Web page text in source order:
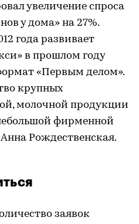
увеличение спроса
у дома» на 27%.
года развивает
в прошлом году
«Первым делом».
крупных
молочной продукции
фирменной
Рождественская.
заявок